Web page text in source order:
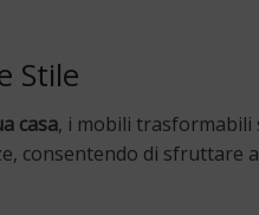
Stile
casa, i mobili trasformabili
consentendo di sfruttare